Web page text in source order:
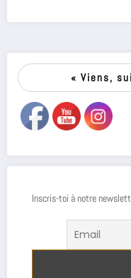
« Viens,
Inscris-toi à notre